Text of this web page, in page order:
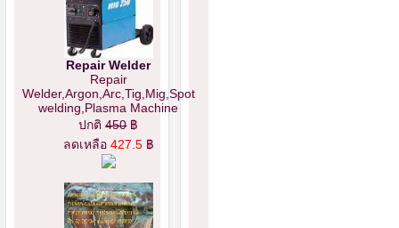
Repair Welder
Repair
Welder,Argon,Arc,Tig,Mig,Spot
welding,Plasma Machine
ปกติ450฿
ลดเหลือ 427.5 ฿